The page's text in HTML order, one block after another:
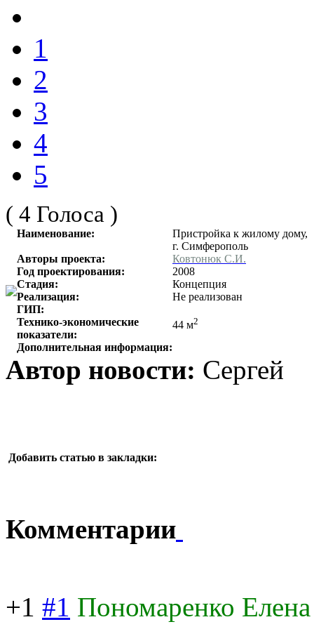
1
2
3
4
5
( 4 Голоса )
Наименование:
Пристройка к жилому дому,
г. Симферополь
Авторы проекта:
Ковтонюк С.И.
Год проектирования:
2008
Стадия:
Концепция
Реализация:
Не реализован
ГИП:
Технико-экономические
показатели:
44 м2
Дополнительная информация:
Автор новости: Сергей
Добавить статью в закладки:
Комментарии
+1 #1 Пономаренко